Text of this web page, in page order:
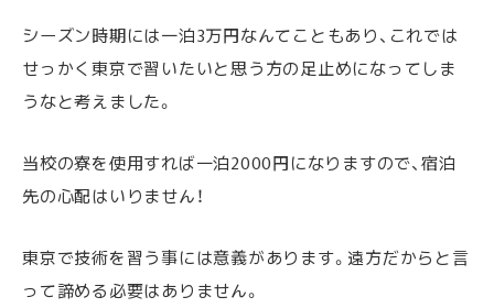
シーズン時期には一泊3万円なんてこともあり、これでは
せっかく東京で習いたいと思う方の足止めになってしま
うなと考えました。
当校の寮を使用すれば一泊2000円になりますので、宿泊
先の心配はいりません！
東京で技術を習う事には意義があります。遠方だからと言
って諦める必要はありません。